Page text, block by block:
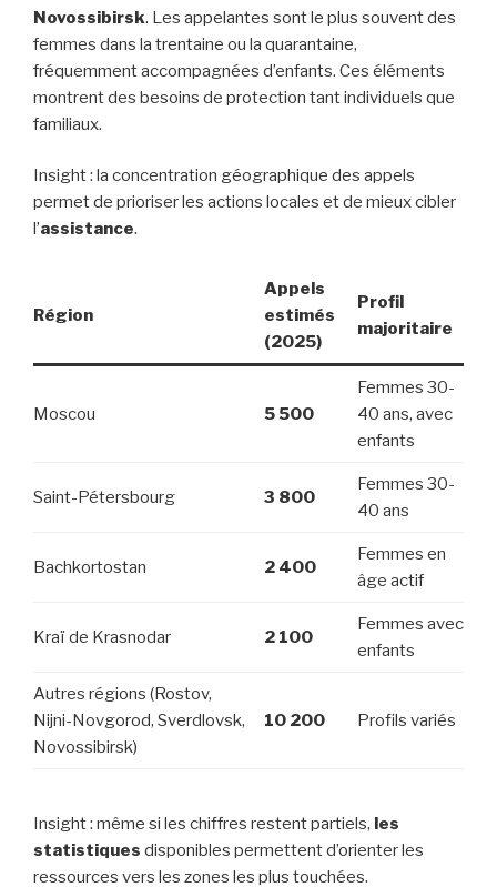
Novossibirsk. Les appelantes sont le plus souvent des
femmes dans la trentaine ou la quarantaine,
fréquemment accompagnées d’enfants. Ces éléments
montrent des besoins de protection tant individuels que
familiaux.
Insight : la concentration géographique des appels
permet de prioriser les actions locales et de mieux cibler
l’assistance.
Région
Appels
estimés
(2025)
Profil
majoritaire
Moscou 5 500
Femmes 30-
40 ans, avec
enfants
Saint-Pétersbourg 3 800
Femmes 30-
40 ans
Bachkortostan 2 400
Femmes en
âge actif
Kraï de Krasnodar 2 100
Femmes avec
enfants
Autres régions (Rostov,
Nijni-Novgorod, Sverdlovsk,
Novossibirsk)
10 200 Profils variés
Insight : même si les chiffres restent partiels, les
statistiques disponibles permettent d’orienter les
ressources vers les zones les plus touchées.